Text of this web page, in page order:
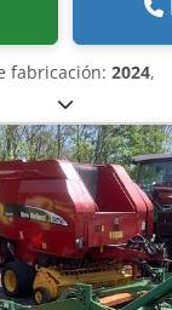
fabricación: 2024,